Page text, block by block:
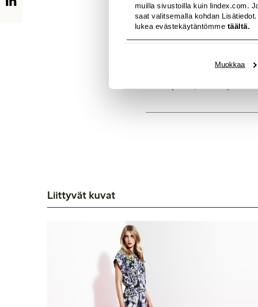
muilla sivustoilla kuin lindex.com.
saat valitsemalla kohdan
lukea evästekäytäntömme täältä.
Muokkaa
Lisätietoja:
Polhem PR
Puhelin: 358 (0)9 2600 014
Marketing Coordinator Lindex
Liittyvät kuvat